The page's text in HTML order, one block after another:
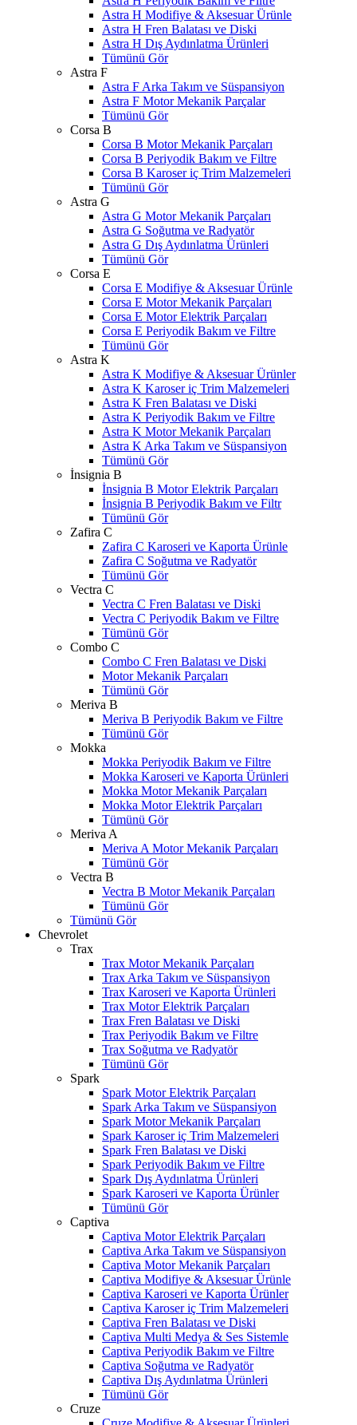
Astra H Modifiye & Aksesuar Ürünle
Astra H Fren Balatası ve Diski
Astra H Dış Aydınlatma Ürünleri
Tümünü Gör
Astra F
Astra F Arka Takım ve Süspansiyon
Astra F Motor Mekanik Parçalar
Tümünü Gör
Corsa B
Corsa B Motor Mekanik Parçaları
Corsa B Periyodik Bakım ve Filtre
Corsa B Karoser iç Trim Malzemeleri
Tümünü Gör
Astra G
Astra G Motor Mekanik Parçaları
Astra G Soğutma ve Radyatör
Astra G Dış Aydınlatma Ürünleri
Tümünü Gör
Corsa E
Corsa E Modifiye & Aksesuar Ürünle
Corsa E Motor Mekanik Parçaları
Corsa E Motor Elektrik Parçaları
Corsa E Periyodik Bakım ve Filtre
Tümünü Gör
Astra K
Astra K Modifiye & Aksesuar Ürünler
Astra K Karoser iç Trim Malzemeleri
Astra K Fren Balatası ve Diski
Astra K Periyodik Bakım ve Filtre
Astra K Motor Mekanik Parçaları
Astra K Arka Takım ve Süspansiyon
Tümünü Gör
İnsignia B
İnsignia B Motor Elektrik Parçaları
İnsignia B Periyodik Bakım ve Filtr
Tümünü Gör
Zafira C
Zafira C Karoseri ve Kaporta Ürünle
Zafira C Soğutma ve Radyatör
Tümünü Gör
Vectra C
Vectra C Fren Balatası ve Diski
Vectra C Periyodik Bakım ve Filtre
Tümünü Gör
Combo C
Combo C Fren Balatası ve Diski
Motor Mekanik Parçaları
Tümünü Gör
Meriva B
Meriva B Periyodik Bakım ve Filtre
Tümünü Gör
Mokka
Mokka Periyodik Bakım ve Filtre
Mokka Karoseri ve Kaporta Ürünleri
Mokka Motor Mekanik Parçaları
Mokka Motor Elektrik Parçaları
Tümünü Gör
Meriva A
Meriva A Motor Mekanik Parçaları
Tümünü Gör
Vectra B
Vectra B Motor Mekanik Parçaları
Tümünü Gör
Tümünü Gör
Chevrolet
Trax
Trax Motor Mekanik Parçaları
Trax Arka Takım ve Süspansiyon
Trax Karoseri ve Kaporta Ürünleri
Trax Motor Elektrik Parçaları
Trax Fren Balatası ve Diski
Trax Periyodik Bakım ve Filtre
Trax Soğutma ve Radyatör
Tümünü Gör
Spark
Spark Motor Elektrik Parçaları
Spark Arka Takım ve Süspansiyon
Spark Motor Mekanik Parçaları
Spark Karoser iç Trim Malzemeleri
Spark Fren Balatası ve Diski
Spark Periyodik Bakım ve Filtre
Spark Dış Aydınlatma Ürünleri
Spark Karoseri ve Kaporta Ürünler
Tümünü Gör
Captiva
Captiva Motor Elektrik Parçaları
Captiva Arka Takım ve Süspansiyon
Captiva Motor Mekanik Parçaları
Captiva Modifiye & Aksesuar Ürünle
Captiva Karoseri ve Kaporta Ürünler
Captiva Karoser iç Trim Malzemeleri
Captiva Fren Balatası ve Diski
Captiva Multi Medya & Ses Sistemle
Captiva Periyodik Bakım ve Filtre
Captiva Soğutma ve Radyatör
Captiva Dış Aydınlatma Ürünleri
Tümünü Gör
Cruze